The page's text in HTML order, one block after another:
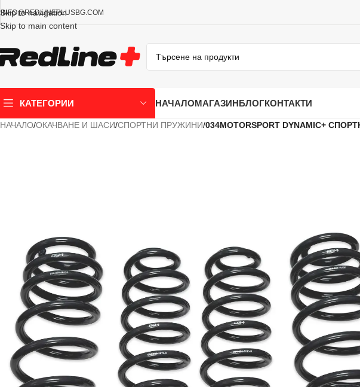
Skip to navigation
Skip to main content
INFO@REDLINEPLUSBG.COM
КАТЕГОРИИ НАЧАЛОМАГАЗИНБЛОГКОНТАКТИ
НАЧАЛО/ОКАЧВАНЕ И ШАСИ/СПОРТНИ ПРУЖИНИ/034MOTORSPORT DYNAMIC+